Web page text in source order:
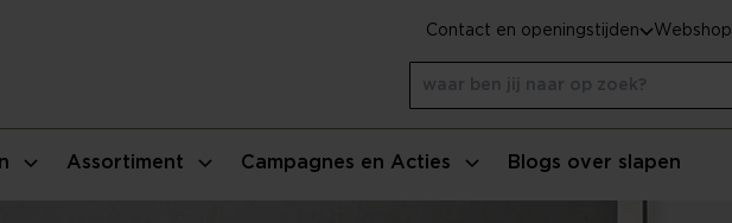
Assortiment Campagnes en Acties Blogs over slapen
Contact en openingstijden Webshop